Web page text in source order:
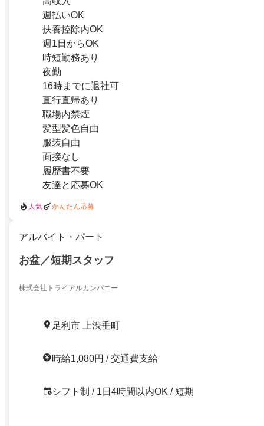
週払いOK
扶養控除内OK
週1日からOK
時短勤務あり
夜勤
16時までに退社可
直行直帰あり
職場内禁煙
髪型髪色自由
服装自由
面接なし
履歴書不要
友達と応募OK
人気 かんたん応募
アルバイト・パート
お盆／短期スタッフ
株式会社トライアルカンパニー
足利市 上渋垂町
時給1,080円 / 交通費支給
シフト制 / 1日4時間以内OK / 短期